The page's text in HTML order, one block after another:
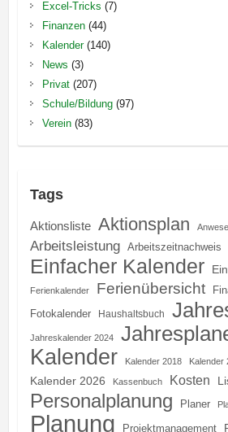
Excel-Tricks (7)
Finanzen(44)
Kalender(140)
News (3)
Privat(207)
Schule/Bildung(97)
Verein(83)
Tags
Aktionsliste Aktionsplan
Arbeitsleistung Arbeitszeitnachweis
Einfacher Kalender
Ferienkalender Ferienübersicht
Fotokalender Haushaltsbuch
Jahreskalender 2024
Kalender Kalender 2018 Kalender
Kalender 2026 Kassenbuch Kosten
Personalplanung Planer
Planung Projektmanagement